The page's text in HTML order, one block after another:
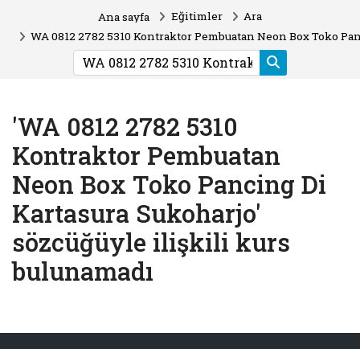
Ana sayfa Eğitimler
Ara
WA 0812 2782 5310 Kontraktor Pembuatan Neon Box Toko
Eğitimleri ara
'WA 0812 2782 5310
Kontraktor Pembuatan
Neon Box Toko Pancing Di
Kartasura Sukoharjo'
sözcüğüyle ilişkili kurs
bulunamadı